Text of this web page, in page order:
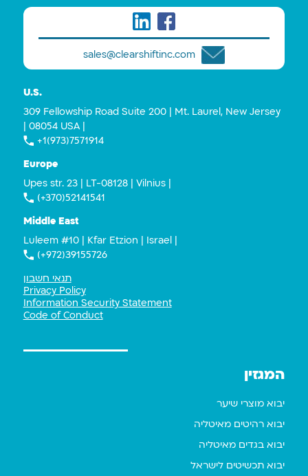
sales@clearshiftinc.com
U.S.
309 Fellowship Road Suite 200 | Mt. Laurel, New Jersey
| 08054 USA |
+1(973)7571914
Europe
Upes str. 23 | LT-08128 | Vilnius |
(+370)52141541
Middle East
Luleem #10 | Kfar Etzion | Israel |
(+972)39155726
תנאי חשבון
Privacy Policy
Information Security Statement
Code of Conduct
המגזין
יבוא מוצרי שיער
יבוא רהיטים מאיטליה
יבוא בגדים מאיטליה
יבוא תכשיטים לישראל